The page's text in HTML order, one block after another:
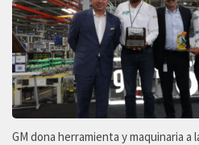
GM dona herramienta y maquinaria a